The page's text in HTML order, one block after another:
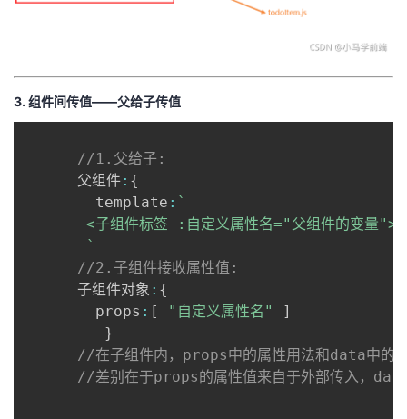
3. 组件间传值——父给子传值
//1.父给子:
      父组件
: {
        template
: `
       <子组件标签 :自定义属性名="父组件的变量">
`
//2.子组件接收属性值:
      子组件对象
: {
        props
: [ "自定义属性名"
]
}
//在子组件内，props中的属性用法和data中的
//差别在于props的属性值来自于外部传入，